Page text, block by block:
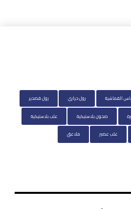
القماشية رول حراري رول قصدير
صحون بلاستيكية علب بلاستيكية
علب عصير ملاعق